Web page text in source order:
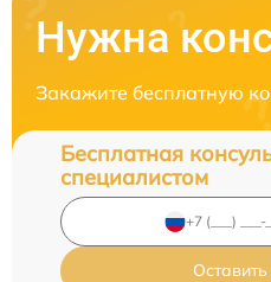
Нужна
Закажите бесплатную
Бесплатная
специалистом